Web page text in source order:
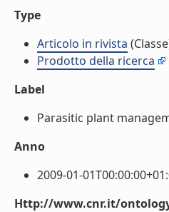
Type
Articolo in rivista
Prodotto della ricerca
Label
Parasitic plant
Anno
2009-01-
Http://www.cnr.it/